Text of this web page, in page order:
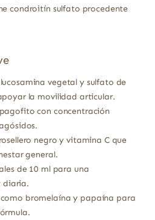
condroitín sulfato procedente
vegetal y sulfato de
la movilidad articular.
con concentración
negro y vitamina C que
general.
de 10 ml para una
diaria.
bromelaína y papaína para